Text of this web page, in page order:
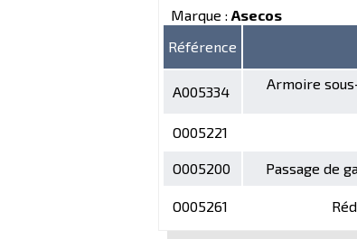
Marque : Asecos
Référence
A005334
Armoire
O005221
O005200 Passage de
O005261